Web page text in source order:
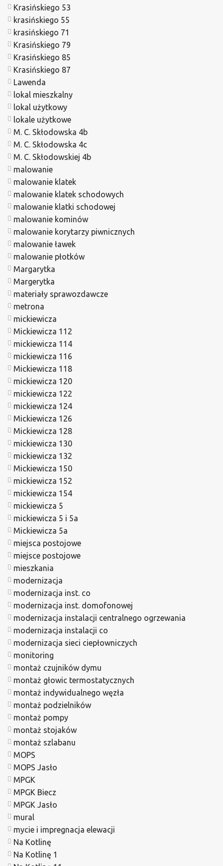
Krasińskiego 53
krasińskiego 55
krasińskiego 71
Krasińskiego 79
Krasińskiego 85
Krasińskiego 87
Lawenda
lokal mieszkalny
lokal użytkowy
lokale użytkowe
M. C. Skłodowska 4b
M. C. Skłodowska 4c
M. C. Skłodowskiej 4b
malowanie
malowanie klatek
malowanie klatek schodowych
malowanie klatki schodowej
malowanie kominów
malowanie korytarzy piwnicznych
malowanie ławek
malowanie płotków
Margarytka
Margerytka
materiały sprawozdawcze
metrona
mickiewicza
Mickiewicza 112
mickiewicza 114
mickiewicza 116
Mickiewicza 118
mickiewicza 120
mickiewicza 122
mickiewicza 124
Mickiewicza 126
Mickiewicza 128
mickiewicza 130
mickiewicza 132
Mickiewicza 150
mickiewicza 152
mickiewicza 154
mickiewicza 5
mickiewicza 5 i 5a
Mickiewicza 5a
miejsca postojowe
miejsce postojowe
mieszkania
modernizacja
modernizacja inst. co
modernizacja inst. domofonowej
modernizacja instalacji centralnego ogrzewania
modernizacja instalacji co
modernizacja sieci ciepłowniczych
monitoring
montaż czujników dymu
montaż głowic termostatycznych
montaż indywidualnego węzła
montaż podzielników
montaż pompy
montaż stojaków
montaż szlabanu
MOPS
MOPS Jasło
MPGK
MPGK Biecz
MPGK Jasło
mural
mycie i impregnacja elewacji
Na Kotlinę
Na Kotlinę 1